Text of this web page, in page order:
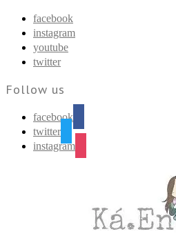
facebook
instagram
youtube
twitter
Follow us
facebook
twitter
instagram